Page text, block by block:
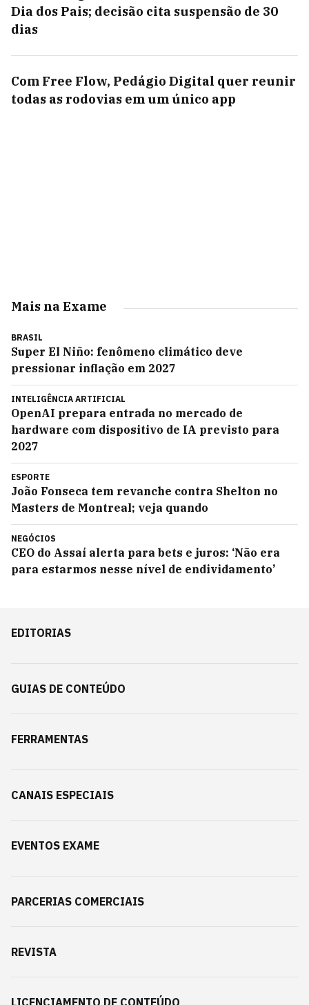
Dia dos Pais; decisão cita suspensão de 30
dias
Com Free Flow, Pedágio Digital quer reunir
todas as rodovias em um único app
Mais na Exame
BRASIL
Super El Niño: fenômeno climático deve
pressionar inflação em 2027
INTELIGÊNCIA ARTIFICIAL
OpenAI prepara entrada no mercado de
hardware com dispositivo de IA previsto para
2027
ESPORTE
João Fonseca tem revanche contra Shelton no
Masters de Montreal; veja quando
NEGÓCIOS
CEO do Assaí alerta para bets e juros: ‘Não era
para estarmos nesse nível de endividamento’
EDITORIAS
GUIAS DE CONTEÚDO
FERRAMENTAS
CANAIS ESPECIAIS
EVENTOS EXAME
PARCERIAS COMERCIAIS
REVISTA
LICENCIAMENTO DE CONTEÚDO